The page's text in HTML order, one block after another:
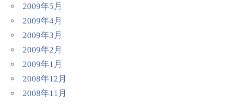
2009年5月
2009年4月
2009年3月
2009年2月
2009年1月
2008年12月
2008年11月